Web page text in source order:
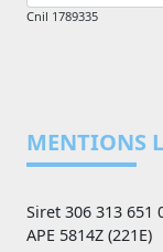
Cnil 1789335
MENTIONS
Siret 306 313 651
APE 5814Z (221E)